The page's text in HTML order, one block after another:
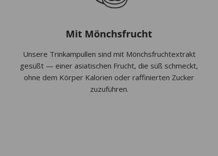
Mit Mönchsfrucht
Unsere Trinkampullen sind mit Mönchsfruchtextrakt
gesüßt — einer asiatischen Frucht, die süß schmeckt,
ohne dem Körper Kalorien oder raffinierten Zucker
zuzuführen.